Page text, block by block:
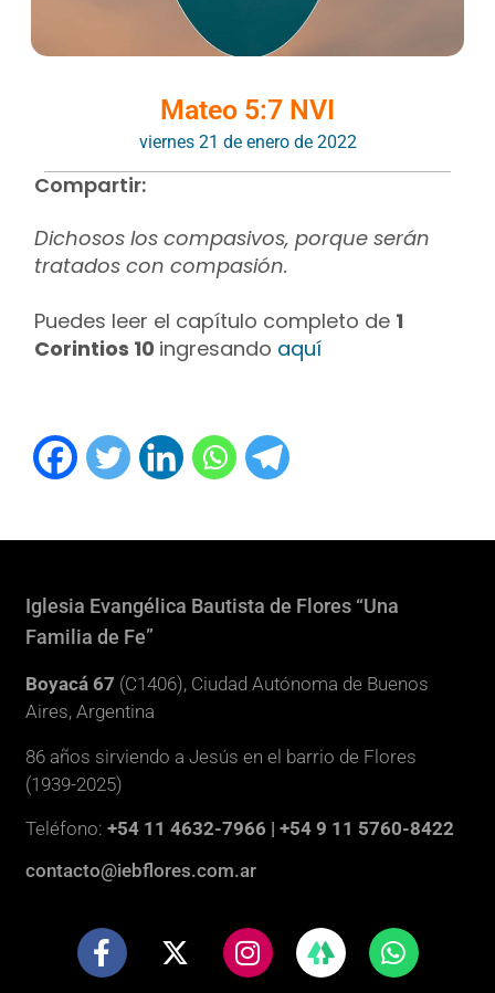
Mateo 5:7 NVI
viernes 21 de enero de 2022
Compartir:
Dichosos los compasivos, porque serán
tratados con compasión.
Puedes leer el capítulo completo de 1
Corintios 10 ingresando aquí
Iglesia Evangélica Bautista de Flores “Una
Familia de Fe”
Boyacá 67 (C1406), Ciudad Autónoma de Buenos
Aires, Argentina
86 años sirviendo a Jesús en el barrio de Flores
(1939-2025)
Teléfono:+54 11 4632-7966 | +54 9 11 5760-8422
contacto@iebflores.com.ar
F
a
X
-
I
n
W
h